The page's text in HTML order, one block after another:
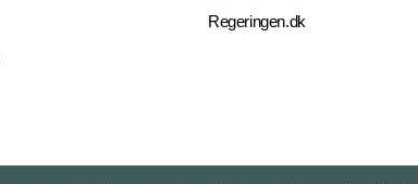
Regeringen.dk